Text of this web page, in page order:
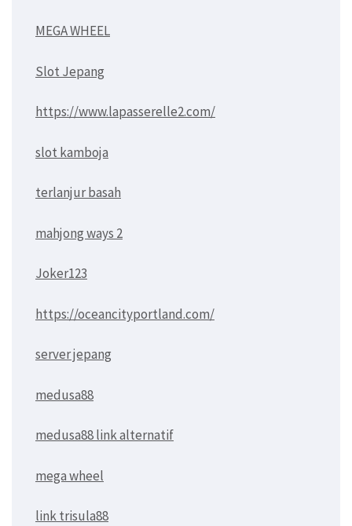
MEGA WHEEL
Slot Jepang
https://www.lapasserelle2.com/
slot kamboja
terlanjur basah
mahjong ways 2
Joker123
https://oceancityportland.com/
server jepang
medusa88
medusa88 link alternatif
mega wheel
link trisula88